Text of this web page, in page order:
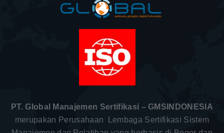
PT. Global Manajemen Sertifikasi – GMSINDONESIA
merupakan Perusahaan Lembaga Sertifikasi Sistem